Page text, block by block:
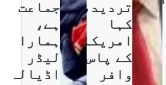
تردید،
کہا
امریکا
کے پاس
وافر
جماعت
ہے،
ہمارا
لیڈر
اڈیالہ